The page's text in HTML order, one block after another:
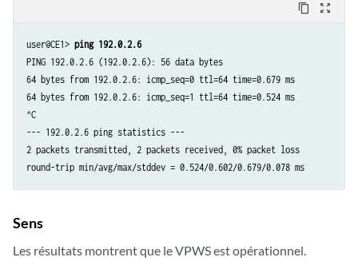
ge-2/0/5.0         *[L2VPN/7] 5d 22:13:02, metric2 1
                    > to 10.0.0.2 via fe-2/0/10.0, Push 299872
bgp.l2vpn.0: 1 destinations, 1 routes (1 active, 0 holddown, 0
+ = Active Route, - = Last Active, * = Both
192.0.2.2:100:0.0.0.2/96 AD
*[BGP/170] 6d 20:51:23, localpref 100, from
                      AS path: I, validation-state: unverified
+ = Active Route, - = Last Active, * = Both
content_copy zoom_out_map
user@CE1> ping 192.0.2.6
PING 192.0.2.6 (192.0.2.6): 56 data bytes
64 bytes from 192.0.2.6: icmp_seq=0 ttl=64 time=0.679 ms
64 bytes from 192.0.2.6: icmp_seq=1 ttl=64 time=0.524 ms
^C
--- 192.0.2.6 ping statistics ---
2 packets transmitted, 2 packets received, 0% packet loss
round-trip min/avg/max/stddev = 0.524/0.602/0.679/0.078 ms
Sens
Les résultats montrent que le VPWS est opérationnel.